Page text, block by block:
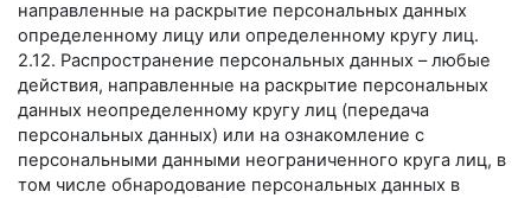
направленные на раскрытие персональных данных
определенному лицу или определенному кругу лиц.
2.12. Распространение персональных данных – любые
действия, направленные на раскрытие персональных
данных неопределенному кругу лиц (передача
персональных данных) или на ознакомление с
персональными данными неограниченного круга лиц, в
том числе обнародование персональных данных в